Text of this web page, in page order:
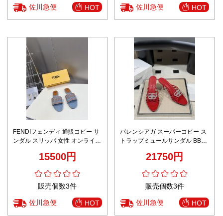
佐川急便 HOT 佐川急便 HOT
FENDIフェンディ 通販コピー サ
ンダル スリッパ 女性 オンライン
15500円
販売個数3件
佐川急便 HOT
バレンシアガ スーパーコピー ス
トラップミュールサンダル BBロ
21750円
販売個数3件
佐川急便 HOT